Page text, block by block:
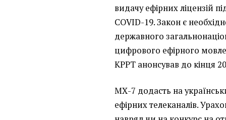
видачу ефірних ліцензій
COVID-19. Закон є
державного
цифрового ефірного
КРРТ анонсував до кінця
МХ-7 додасть на
ефірних телеканалів.